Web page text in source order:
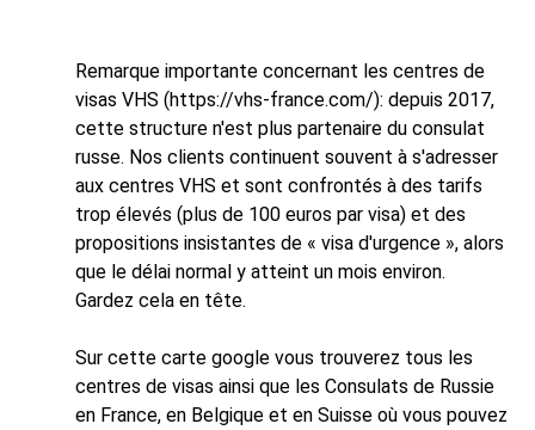
Remarque importante concernant les centres de
visas VHS (https://vhs-france.com/): depuis 2017,
cette structure n'est plus partenaire du consulat
russe. Nos clients continuent souvent à s'adresser
aux centres VHS et sont confrontés à des tarifs
trop élevés (plus de 100 euros par visa) et des
propositions insistantes de « visa d'urgence », alors
que le délai normal y atteint un mois environ.
Gardez cela en tête.
Sur cette carte google vous trouverez tous les
centres de visas ainsi que les Consulats de Russie
en France, en Belgique et en Suisse où vous pouvez